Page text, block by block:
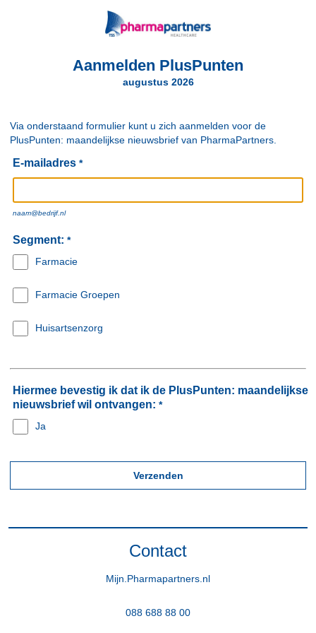
Aanmelden PlusPunten
augustus 2026
Via onderstaand formulier kunt u zich aanmelden voor de
PlusPunten: maandelijkse nieuwsbrief van PharmaPartners.
E-mailadres *
naam@bedrijf.nl
Segment: *
Farmacie
Farmacie Groepen
Huisartsenzorg
Hiermee bevestig ik dat ik de PlusPunten: maandelijkse
nieuwsbrief wil ontvangen: *
Ja
Contact
Mijn.Pharmapartners.nl
088 688 88 00